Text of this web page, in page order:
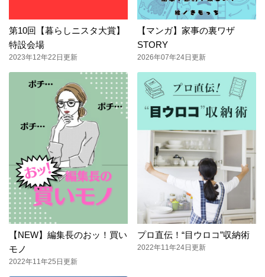
第10回【暮らしニスタ大賞】
特設会場
2023年12年22日更新
【マンガ】家事の裏ワザ
STORY
2026年07年24日更新
【NEW】編集長のおッ！買い
モノ
2022年11年25日更新
プロ直伝！“目ウロコ”収納術
2022年11年24日更新